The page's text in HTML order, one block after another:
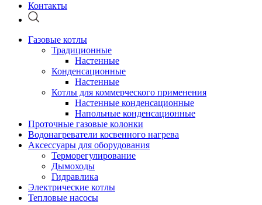
Контакты
Газовые котлы
Традиционные
Настенные
Конденсационные
Настенные
Котлы для коммерческого применения
Настенные конденсационные
Напольные конденсационные
Проточные газовые колонки
Водонагреватели косвенного нагрева
Аксессуары для оборудования
Терморегулирование
Дымоходы
Гидравлика
Электрические котлы
Тепловые насосы